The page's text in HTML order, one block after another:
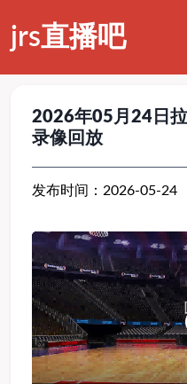
jrs直播吧
2026年05月24日
录像回放
发布时间：2026-05-24